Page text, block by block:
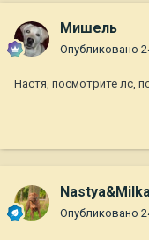
Мишель
Опубликовано
Настя, посмотрите лс,
Опубликовано